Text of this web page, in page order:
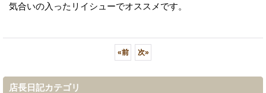
気合いの入ったリイシューでオススメです。
«前 次»
店長日記カテゴリ